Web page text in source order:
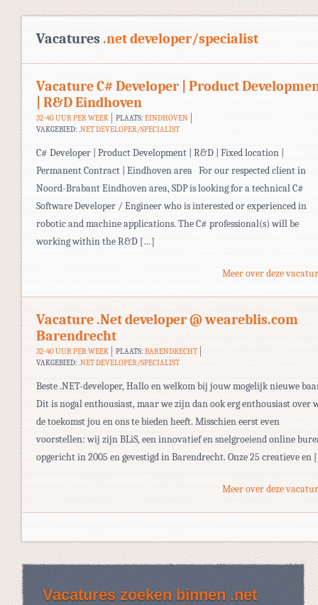
Vacatures .net developer/specialist
Vacature C# Developer | Product
| R&D Eindhoven
32-40 UUR PER WEEK PLAATS: EINDHOVEN
VAKGEBIED: .NET DEVELOPER/SPECIALIST
C# Developer | Product Development | R&D | Fixed location |
Permanent Contract | Eindhoven area For our respected client in
Noord-Brabant Eindhoven area, SDP is looking for a technical C#
Software Developer / Engineer who is interested or experienced in
robotic and machine applications. The C# professional(s) will be
working within the R&D […]
Meer over deze
Vacature .Net developer @ weareblis.com
Barendrecht
32-40 UUR PER WEEK PLAATS: BARENDRECHT
VAKGEBIED: .NET DEVELOPER/SPECIALIST
Beste .NET-developer, Hallo en welkom bij jouw mogelijk nieuwe
Dit is nogal enthousiast, maar we zijn dan ook erg enthousiast over
de toekomst jou en ons te bieden heeft. Misschien eerst even
voorstellen: wij zijn BLiS, een innovatief en snelgroeiend online
opgericht in 2005 en gevestigd in Barendrecht. Onze 25 creatieve en
Meer over deze
Vacatures zoeken binnen .net